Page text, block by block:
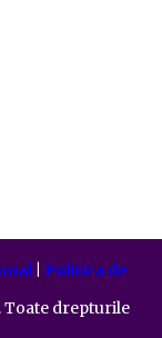
| Politica de
Toate drepturile